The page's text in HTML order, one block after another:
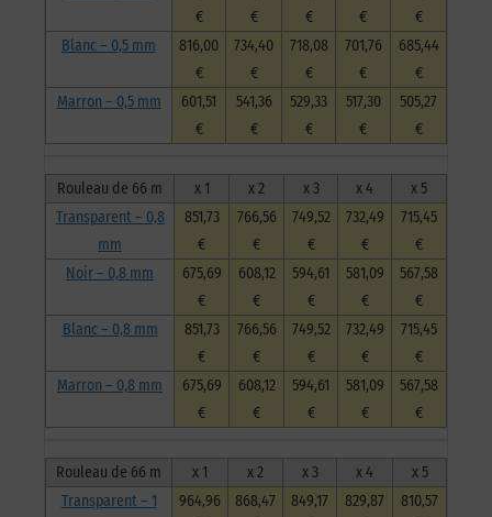
€
€
€
€
€
Blanc – 0,5 mm
816,00
€
734,40
€
718,08
€
701,76
€
685,44
€
Marron – 0,5 mm
601,51
€
541,36
€
529,33
€
517,30
€
505,27
€
Rouleau de 66 m x 1 x 2 x 3 x 4
x 5
Transparent – 0,8
mm
851,73
€
766,56
€
749,52
€
732,49
€
715,45
€
Noir – 0,8 mm
675,69
€
608,12
€
594,61
€
581,09
€
567,58
€
Blanc – 0,8 mm
851,73
€
766,56
€
749,52
€
732,49
€
715,45
€
Marron – 0,8 mm
675,69
€
608,12
€
594,61
€
581,09
€
567,58
€
Rouleau de 66 m x 1 x 2 x 3 x 4
x 5
Transparent – 1
964,96
868,47
849,17
829,87
810,57